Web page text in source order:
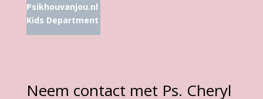
Psikhouvanjou.nl
Kids Department
Neem contact met Ps. Cheryl